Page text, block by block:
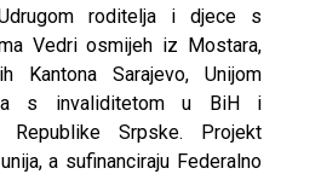
roditelja i djece s
Vedri osmijeh iz Mostara,
Kantona Sarajevo, Unijom
s invaliditetom u BiH i
Republike Srpske. Projekt
a sufinanciraju Federalno